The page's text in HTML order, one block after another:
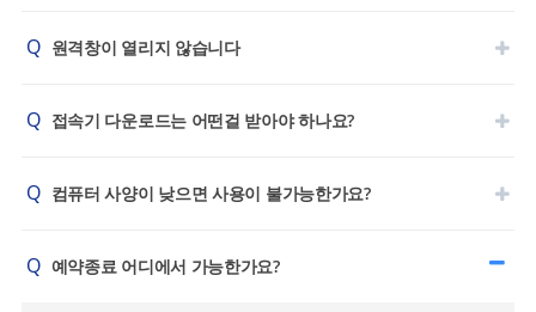
Q 원격창이 열리지 않습니다
Q 접속기 다운로드는 어떤걸 받아야 하나요?
Q 컴퓨터 사양이 낮으면 사용이 불가능한가요?
Q 예약종료 어디에서 가능한가요?